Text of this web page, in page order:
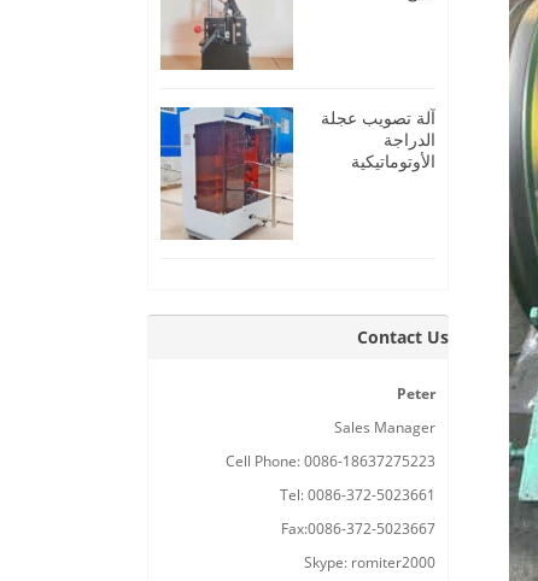
آلة تصويب عجلة
الدراجة
الأوتوماتيكية
Contact Us
Peter
Sales Manager
Cell Phone: 0086-18637275223
Tel: 0086-372-5023661
Fax:0086-372-5023667
Skype: romiter2000